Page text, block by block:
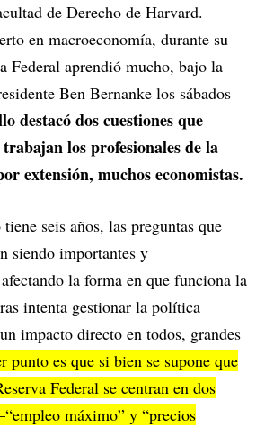
de Derecho de Harvard.
en macroeconomía, durante su
Federal aprendió mucho, bajo la
Ben Bernanke los sábados
destacó dos cuestiones que
los profesionales de la
extensión, muchos economistas.
seis años, las preguntas que
siendo importantes y
la forma en que funciona la
intenta gestionar la política
impacto directo en todos, grandes
punto es que si bien se supone que
Federal se centran en dos
máximo” y “precios